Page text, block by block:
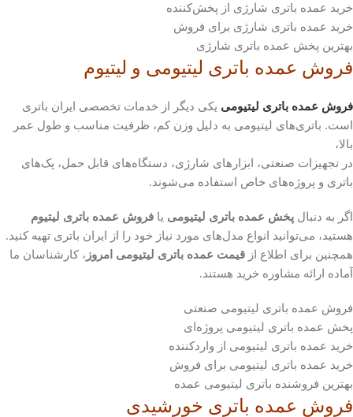
خرید عمده باتری شارژی از پخش‌کننده
خرید عمده باتری شارژی برای فروش
بهترین پخش عمده باتری شارژی
فروش عمده باتری لیتیومی و لیتیوم
فروش عمده باتری لیتیومی یکی دیگر از خدمات تخصصی ایران باتری
است. باتری‌های لیتیومی به دلیل وزن کم، ظرفیت مناسب و طول عمر
بالا،
در تجهیزات صنعتی، ابزارهای شارژی، دستگاه‌های قابل حمل، پک‌های
باتری و پروژه‌های خاص استفاده می‌شوند.
اگر به دنبال پخش عمده باتری لیتیومی یا فروش عمده باتری لیتیوم
هستید، می‌توانید انواع مدل‌های مورد نیاز خود را از ایران باتری تهیه کنید.
همچنین برای اطلاع از قیمت عمده باتری لیتیومی امروز ، کارشناسان ما
آماده ارائه مشاوره خرید هستند.
فروش عمده باتری لیتیومی صنعتی
پخش عمده باتری لیتیومی پروژه‌ای
خرید عمده باتری لیتیومی از واردکننده
خرید عمده باتری لیتیومی برای فروش
بهترین فروشنده باتری لیتیومی عمده
فروش عمده باتری خورشیدی